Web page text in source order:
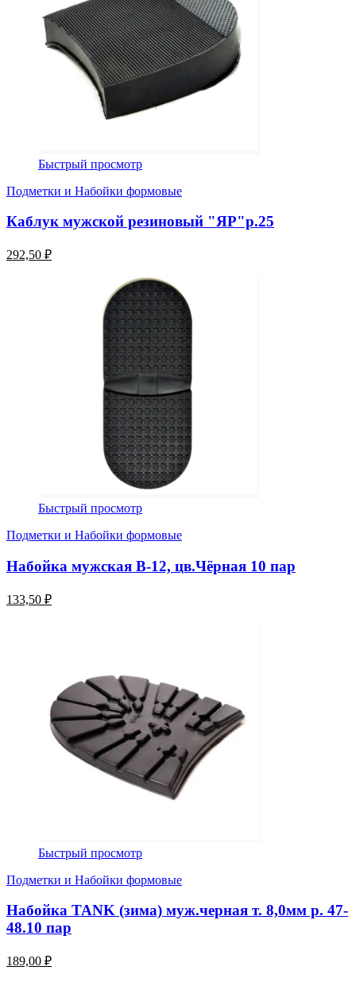
Быстрый просмотр
Подметки и Набойки формовые
Каблук мужской резиновый "ЯР"р.25
292,50 ₽
Быстрый просмотр
Подметки и Набойки формовые
Набойка мужская В-12, цв.Чёрная 10 пар
133,50 ₽
Быстрый просмотр
Подметки и Набойки формовые
Набойка TANK (зима) муж.черная т. 8,0мм р. 47-
48.10 пар
189,00 ₽